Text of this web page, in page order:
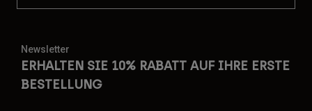
Newsletter
ERHALTEN SIE 10% RABATT AUF IHRE ERSTE
BESTELLUNG